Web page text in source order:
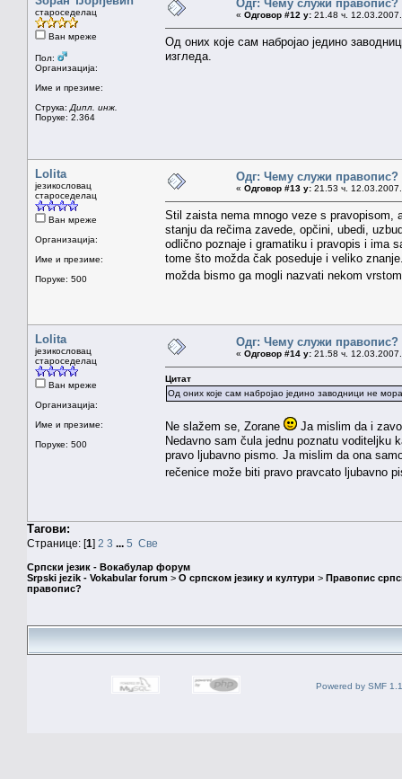
староседелац
Ван мреже
Пол:
Организација:
Име и презиме:
Струка: Дипл. инж.
Поруке: 2.364
Одг: Чему служи правопис?
« Одговор #12 у: 21.48 ч.
Од оних које сам набројао једино
изгледа.
Lolita
језикословац
староседелац
Ван мреже
Организација:
Име и презиме:
Поруке: 500
Одг: Чему служи правопис?
« Одговор #13 у: 21.53 ч.
Stil zaista nema mnogo veze s pravopisom,
stanju da rečima zavede, opčini, ubedi,
odlično poznaje i gramatiku i pravopis i ima
tome što možda čak poseduje i veliko
možda bismo ga mogli nazvati nekom
Lolita
језикословац
староседелац
Ван мреже
Организација:
Име и презиме:
Поруке: 500
Одг: Чему служи правопис?
« Одговор #14 у: 21.58 ч.
Цитат
Од оних које сам набројао једино заводници не
Ne slažem se, Zorane
Ja mislim da i
Nedavno sam čula jednu poznatu voditeljku
pravo ljubavno pismo. Ja mislim da ona
rečenice može biti pravo pravcato ljubavno
Тагови:
Странице: [1] 2 3 ... 5 Све
Српски језик - Вокабулар форум
Srpski jezik - Vokabular forum > О српском језику и култури > Правопис
правопис?
Powered by SMF